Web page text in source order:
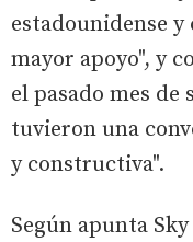
estadounidense
mayor apoyo", y
el pasado mes de
tuvieron una
y constructiva".
Según apunta